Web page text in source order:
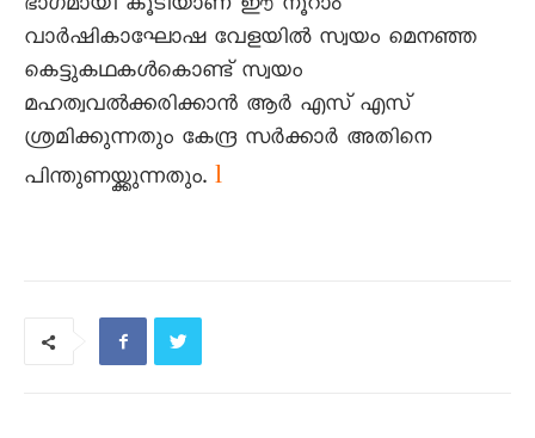
ഭാഗമായി കൂടിയാണ് ഈ നൂറാം
വാര്‍ഷികാഘോഷ വേളയില്‍ സ്വയം മെനഞ്ഞ
കെട്ടുകഥകള്‍കൊണ്ട് സ്വയം
മഹത്വവല്‍ക്കരിക്കാന്‍ ആര്‍ എസ് എസ്
ശ്രമിക്കുന്നതും കേന്ദ്ര സര്‍ക്കാര്‍ അതിനെ
പിന്തുണയ്ക്കുന്നതും. l